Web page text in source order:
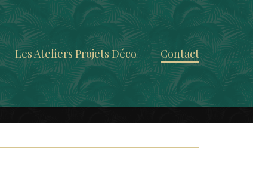
Les Ateliers Projets Déco Contact